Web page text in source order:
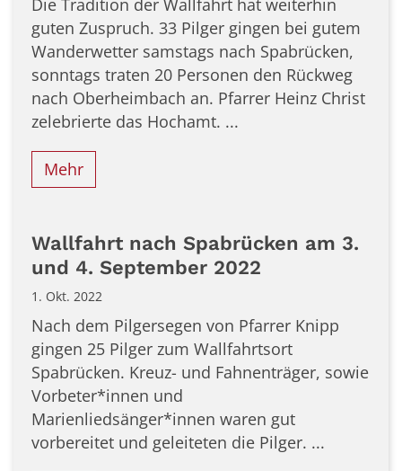
guten Zuspruch. 33 Pilger gingen bei gutem
Wanderwetter samstags nach Spabrücken,
sonntags traten 20 Personen den Rückweg
nach Oberheimbach an. Pfarrer Heinz Christ
zelebrierte das Hochamt. ...
Mehr
Wallfahrt nach Spabrücken am 3.
und 4. September 2022
1. Okt. 2022
Nach dem Pilgersegen von Pfarrer Knipp
gingen 25 Pilger zum Wallfahrtsort
Spabrücken. Kreuz- und Fahnenträger, sowie
Vorbeter*innen und
Marienliedsänger*innen waren gut
vorbereitet und geleiteten die Pilger. ...